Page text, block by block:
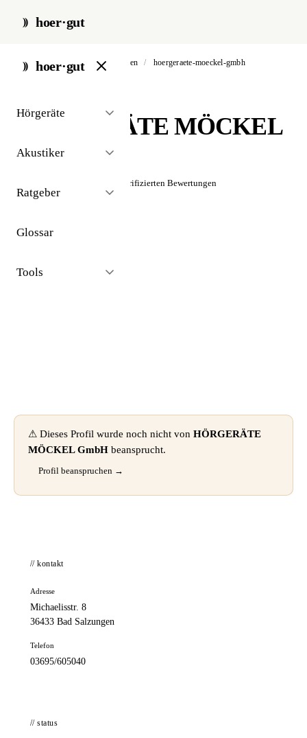
hoer·gut
hoer·gut
Hörgeräte
Akustiker
Ratgeber
Glossar
Tools
start / akustiker / bad salzungen / hoergeraete-moeckel-gmbh
HÖRGERÄTE MÖCKEL
GmbH
Noch keine verifizierten Bewertungen
⚠ Dieses Profil wurde noch nicht von HÖRGERÄTE
MÖCKEL GmbH beansprucht.
Profil beanspruchen →
// kontakt
Adresse
Michaelisstr. 8
36433 Bad Salzungen
Telefon
03695/605040
// status